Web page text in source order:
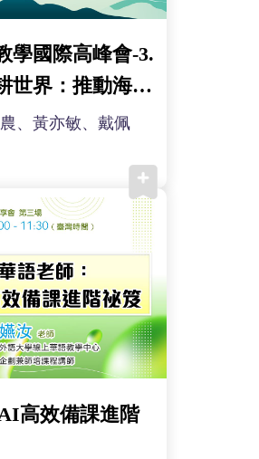
學國際高峰會-3.
世界：推動海外
點」暨TCML僑
灣華語文學習
、黃亦敏、戴佩
高效備課進階